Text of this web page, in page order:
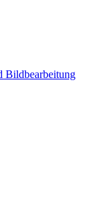
Bildbearbeitung